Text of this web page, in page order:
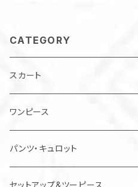
CATEGORY
スカート
ワンピース
チュニック
ジャンパースカート
パンツ・キュロット
セットアップ&ツーピース